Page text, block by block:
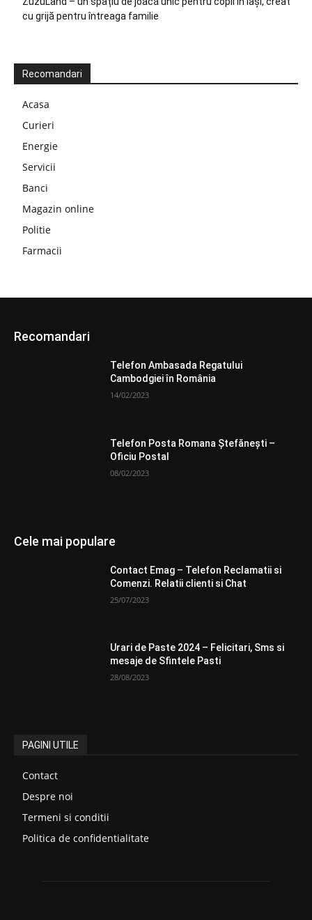
cu grijă pentru întreaga familie
Recomandari
Acasa
Curieri
Energie
Servicii
Banci
Magazin online
Politie
Farmacii
Recomandari
Telefon Ambasada Regatului
Cambodgiei în România
14/02/2023
Telefon Posta Romana Ştefăneşti –
Oficiu Postal
08/02/2023
Cele mai populare
Contact Emag – Telefon Reclamatii si
Comenzi. Relatii clienti si Chat
25/07/2023
Urari de Paste 2024 – Felicitari, Sms si
mesaje de Sfintele Pasti
28/08/2023
PAGINI UTILE
Contact
Despre noi
Termeni si conditii
Politica de confidentialitate